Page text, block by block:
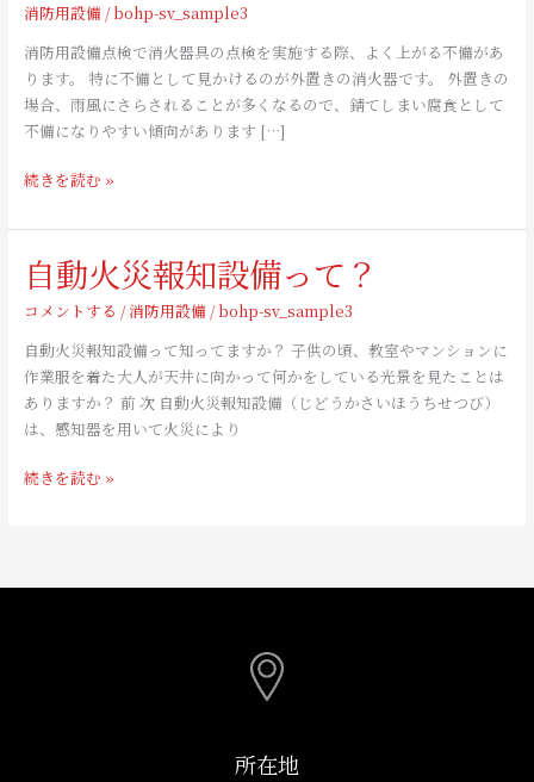
消防用設備/bohp-sv_sample3
消防用設備点検で消火器具の点検を実施する際、よく上がる不備があ
ります。 特に不備として見かけるのが外置きの消火器です。 外置きの
場合、雨風にさらされることが多くなるので、錆てしまい腐食として
不備になりやすい傾向があります […]
続きを読む »
自動火災報知設備って？
コメントする /消防用設備/bohp-sv_sample3
自動火災報知設備って知ってますか？ 子供の頃、教室やマンションに
作業服を着た大人が天井に向かって何かをしている光景を見たことは
ありますか？ 前 次 自動火災報知設備（じどうかさいほうちせつび）
は、感知器を用いて火災により
自
動
火
災
報
知
設
っ
続きを読む »
所在地